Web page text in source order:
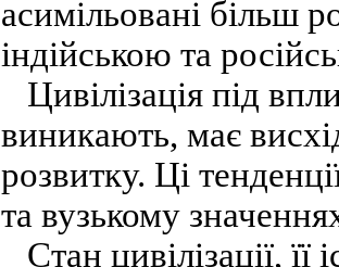
асимільовані більш
індійською та
Цивілізація під
виникають, має
розвитку. Ці
та вузькому
Стан цивілізації,